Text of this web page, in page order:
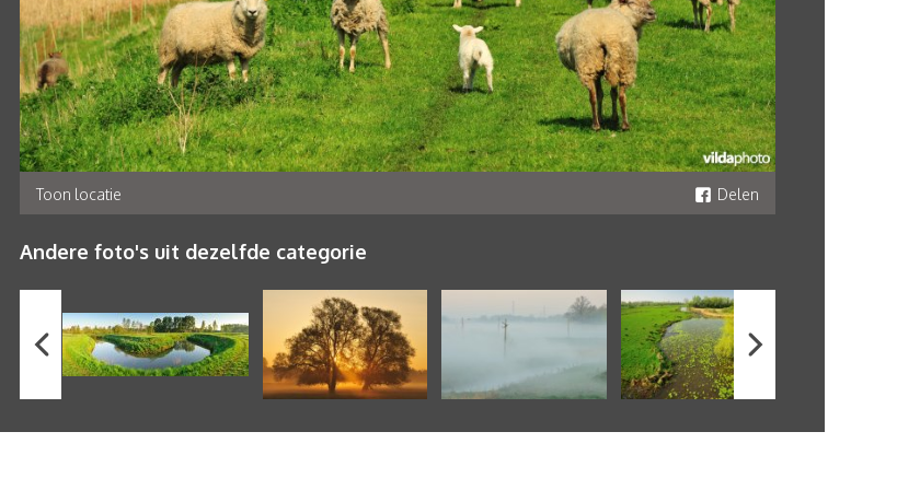
Toon locatie Delen
Andere foto's uit dezelfde categorie